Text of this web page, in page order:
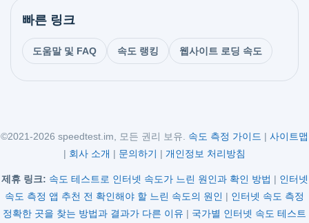
빠른 링크
도움말 및 FAQ 속도 랭킹 웹사이트 로딩 속도
©2021-2026 speedtest.im, 모든 권리 보유. 속도 측정 가이드 | 사이트맵
| 회사 소개 | 문의하기 | 개인정보 처리방침
제휴 링크: 속도 테스트로 인터넷 속도가 느린 원인과 확인 방법 | 인터넷
속도 측정 앱 추천 전 확인해야 할 느린 속도의 원인 | 인터넷 속도 측정
정확한 곳을 찾는 방법과 결과가 다른 이유 | 국가별 인터넷 속도 테스트